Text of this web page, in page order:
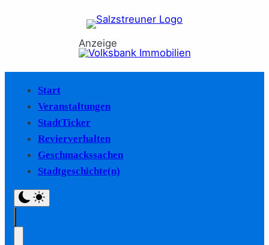
Anzeige
Start
Veranstaltungen
StadtTicker
Revierverhalten
Geschmackssachen
Stadtgeschichte(n)